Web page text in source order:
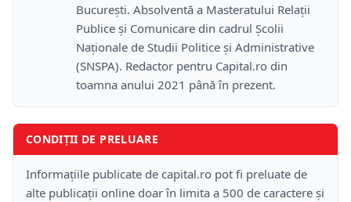
București. Absolventă a Masteratului Relații
Publice și Comunicare din cadrul Școlii
Naţionale de Studii Politice și Administrative
(SNSPA). Redactor pentru Capital.ro din
toamna anului 2021 până în prezent.
CONDIȚII DE PRELUARE
Informațiile publicate de capital.ro pot fi preluate de
alte publicații online doar în limita a 500 de caractere și